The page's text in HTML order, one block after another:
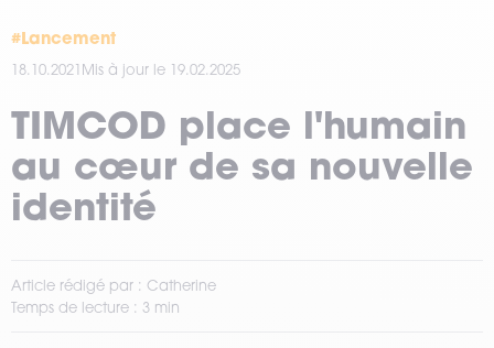
#Lancement
18.10.2021 Mis à jour le 19.02.2025
TIMCOD place l'humain
au cœur de sa nouvelle
identité
Article rédigé par : Catherine
Temps de lecture : 3 min